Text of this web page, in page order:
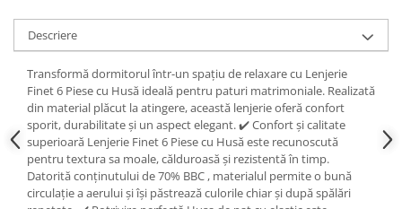
Descriere
Transformă dormitorul într-un spațiu de relaxare cu Lenjerie
Finet 6 Piese cu Husă ideală pentru paturi matrimoniale. Realizată
din material plăcut la atingere, această lenjerie oferă confort
sporit, durabilitate și un aspect elegant. ✔️ Confort și calitate
superioară Lenjerie Finet 6 Piese cu Husă este recunoscută
pentru textura sa moale, călduroasă și rezistentă în timp.
Datorită conținutului de 70% BBC , materialul permite o bună
circulație a aerului și își păstrează culorile chiar și după spălări